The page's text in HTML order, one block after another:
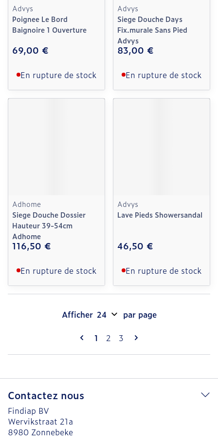
Advys
Poignee Le Bord
Baignoire 1 Ouverture
69,00 €
En rupture de stock
Advys
Siege Douche Days
Fix.murale Sans Pied
Advys
83,00 €
En rupture de stock
Adhome
Siege Douche Dossier
Hauteur 39-54cm
Adhome
116,50 €
En rupture de stock
Advys
Lave Pieds Showersandal
46,50 €
En rupture de stock
Pages
Vous lisez actuellement la page
1 Page
2 Page
3
Afficher par page
Contactez nous
Findiap BV
Wervikstraat 21a
8980 Zonnebeke